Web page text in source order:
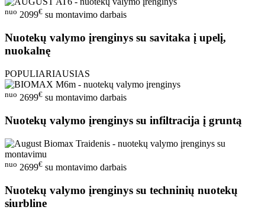
nuo 2099€ su montavimo darbais
Nuotekų valymo įrenginys su savitaka į upelį,
nuokalnę
POPULIARIAUSIAS
nuo 2699€ su montavimo darbais
Nuotekų valymo įrenginys su infiltracija į gruntą
nuo 2699€ su montavimo darbais
Nuotekų valymo įrenginys su techninių nuotekų
siurbline